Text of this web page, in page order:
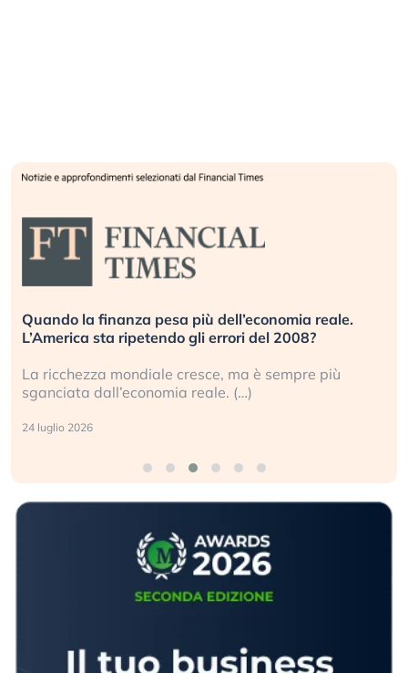
Russia e Cina pronti a spegnere Starlink. Gli
investitori stanno sottovalutando il rischio?
Gli investitori tech continuano a ignorare il rischio
geopolitico: il (…)
17 luglio 2026